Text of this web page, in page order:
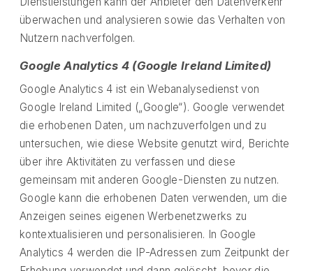
überwachen und analysieren sowie das Verhalten von
Nutzern nachverfolgen.
Google Analytics 4 (Google Ireland Limited)
Google Analytics 4 ist ein Webanalysedienst von
Google Ireland Limited („Google“). Google verwendet
die erhobenen Daten, um nachzuverfolgen und zu
untersuchen, wie diese Website genutzt wird, Berichte
über ihre Aktivitäten zu verfassen und diese
gemeinsam mit anderen Google-Diensten zu nutzen.
Google kann die erhobenen Daten verwenden, um die
Anzeigen seines eigenen Werbenetzwerks zu
kontextualisieren und personalisieren. In Google
Analytics 4 werden die IP-Adressen zum Zeitpunkt der